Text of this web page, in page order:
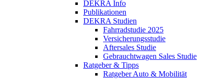
DEKRA Info
Publikationen
DEKRA Studien
Fahrradstudie 2025
Versicherungsstudie
Aftersales Studie
Gebrauchtwagen Sales Studie
Ratgeber & Tipps
Ratgeber Auto & Mobilität